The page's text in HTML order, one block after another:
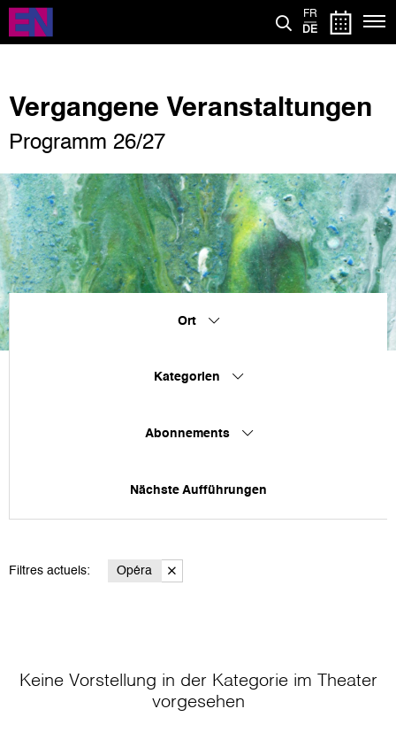
Direkt
zum
Inhalt
FR
DE
Vergangene Veranstaltungen
Programm 26/27
Ort
Kategorien
Abonnements
Nächste Aufführungen
Filtres actuels: Opéra
Keine Vorstellung in der Kategorie im Theater
vorgesehen